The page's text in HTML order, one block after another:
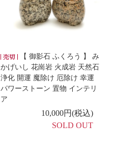
【 御影石 ふくろう 】 み
かげいし 花崗岩 火成岩 天然石
浄化 開運 魔除け 厄除け 幸運
パワーストーン 置物 インテリ
ア
10,000円(税込)
SOLD OUT